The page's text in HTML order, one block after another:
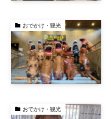
おでかけ・観光
おでかけ・観光